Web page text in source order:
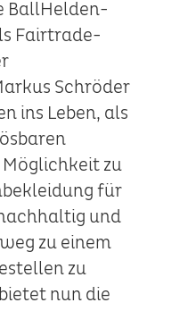
BallHelden-
Fairtrade-
Schröder
ins Leben, als
zu
für
und
zu einem
zu
nun die